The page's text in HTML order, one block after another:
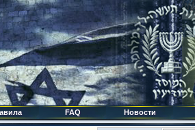
FAQ Новости